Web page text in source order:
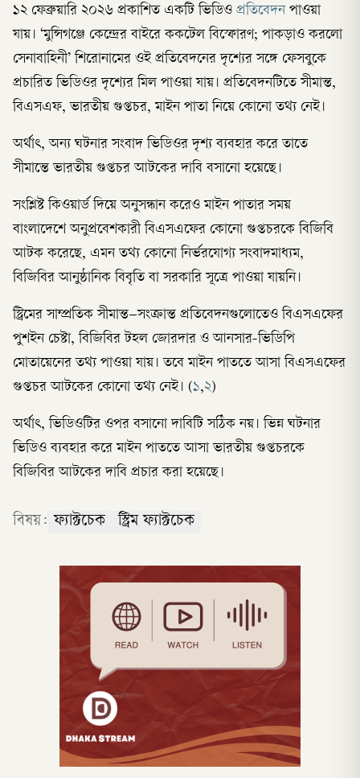
১২ ফেব্রুয়ারি ২০২৬ প্রকাশিত একটি ভিডিও প্রতিবেদনপাওয়া
যায়। ‘মুন্সিগঞ্জে কেন্দ্রের বাইরে ককটেল বিস্ফোরণ; পাকড়াও করলো
সেনাবাহিনী’ শিরোনামের ওই প্রতিবেদনের দৃশ্যের সঙ্গে ফেসবুকে
প্রচারিত ভিডিওর দৃশ্যের মিল পাওয়া যায়। প্রতিবেদনটিতে সীমান্ত,
বিএসএফ, ভারতীয় গুপ্তচর, মাইন পাতা নিয়ে কোনো তথ্য নেই।
অর্থাৎ, অন্য ঘটনার সংবাদ ভিডিওর দৃশ্য ব্যবহার করে তাতে
সীমান্তে ভারতীয় গুপ্তচর আটকের দাবি বসানো হয়েছে।
সংশ্লিষ্ট কিওয়ার্ড দিয়ে অনুসন্ধান করেও মাইন পাতার সময়
বাংলাদেশে অনুপ্রবেশকারী বিএসএফের কোনো গুপ্তচরকে বিজিবি
আটক করেছে, এমন তথ্য কোনো নির্ভরযোগ্য সংবাদমাধ্যম,
বিজিবির আনুষ্ঠানিক বিবৃতি বা সরকারি সূত্রে পাওয়া যায়নি।
স্ট্রিমের সাম্প্রতিক সীমান্ত–সংক্রান্ত প্রতিবেদনগুলোতেও বিএসএফের
পুশইন চেষ্টা, বিজিবির টহল জোরদার ও আনসার-ভিডিপি
মোতায়েনের তথ্য পাওয়া যায়। তবে মাইন পাততে আসা বিএসএফের
গুপ্তচর আটকের কোনো তথ্য নেই। (১,২)
অর্থাৎ, ভিডিওটির ওপর বসানো দাবিটি সঠিক নয়। ভিন্ন ঘটনার
ভিডিও ব্যবহার করে মাইন পাততে আসা ভারতীয় গুপ্তচরকে
বিজিবির আটকের দাবি প্রচার করা হয়েছে।
বিষয়: ফ্যাক্টচেক স্ট্রিম ফ্যাক্টচেক